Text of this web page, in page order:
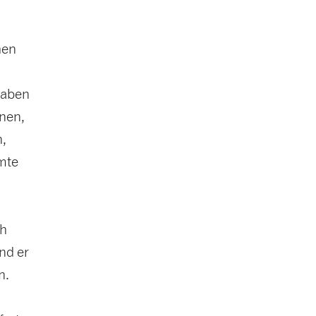
er